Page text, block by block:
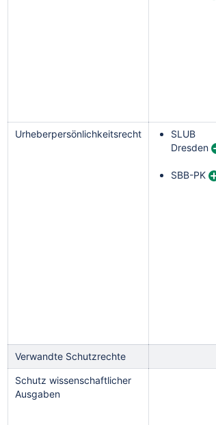
Urheberpersönlichkeitsrecht
SLUB
Dresden
SBB-PK
Verwandte Schutzrechte
Schutz wissenschaftlicher
Ausgaben